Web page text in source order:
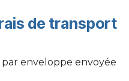
de transport
enveloppe envoyée